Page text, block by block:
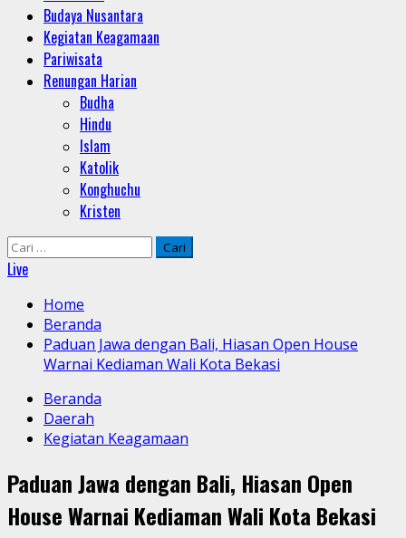
Budaya Nusantara
Kegiatan Keagamaan
Pariwisata
Renungan Harian
Budha
Hindu
Islam
Katolik
Konghuchu
Kristen
Cari
untuk:
Live
Home
Beranda
Paduan Jawa dengan Bali, Hiasan Open House
Warnai Kediaman Wali Kota Bekasi
Beranda
Daerah
Kegiatan Keagamaan
Paduan Jawa dengan Bali, Hiasan Open
House Warnai Kediaman Wali Kota Bekasi